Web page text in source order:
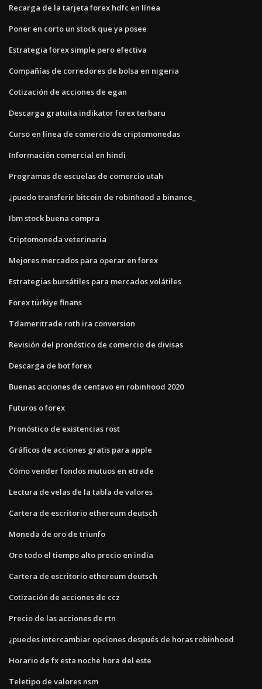
Recarga de la tarjeta forex hdfc en línea
Poner en corto un stock que ya posee
Estrategia forex simple pero efectiva
Compañías de corredores de bolsa en nigeria
Cotización de acciones de egan
Descarga gratuita indikator forex terbaru
Curso en línea de comercio de criptomonedas
Información comercial en hindi
Programas de escuelas de comercio utah
¿puedo transferir bitcoin de robinhood a binance_
Ibm stock buena compra
Criptomoneda veterinaria
Mejores mercados para operar en forex
Estrategias bursátiles para mercados volátiles
Forex türkiye finans
Tdameritrade roth ira conversion
Revisión del pronóstico de comercio de divisas
Descarga de bot forex
Buenas acciones de centavo en robinhood 2020
Futuros o forex
Pronóstico de existencias rost
Gráficos de acciones gratis para apple
Cómo vender fondos mutuos en etrade
Lectura de velas de la tabla de valores
Cartera de escritorio ethereum deutsch
Moneda de oro de triunfo
Oro todo el tiempo alto precio en india
Cartera de escritorio ethereum deutsch
Cotización de acciones de ccz
Precio de las acciones de rtn
¿puedes intercambiar opciones después de horas robinhood
Horario de fx esta noche hora del este
Teletipo de valores nsm